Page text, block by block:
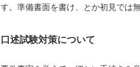
す。準備書面を書け、とか初見では
口述試験対策について